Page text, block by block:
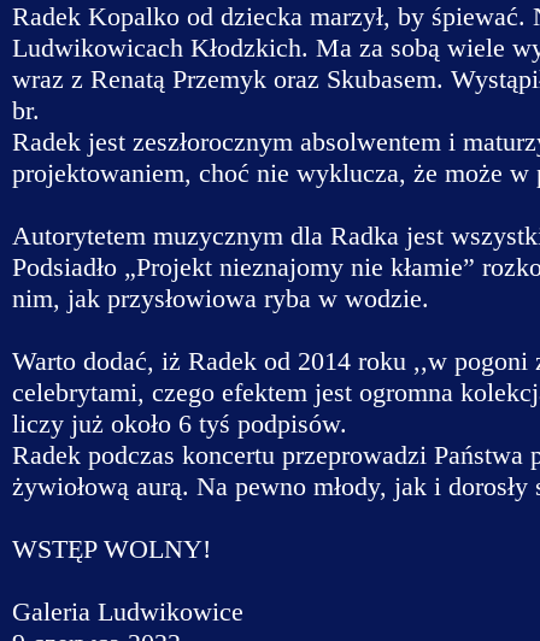
Radek Kopalko od dziecka marzył, by
Ludwikowicach Kłodzkich. Ma za sobą wiele
wraz z Renatą Przemyk oraz Skubasem.
br.
Radek jest zeszłorocznym absolwentem i
projektowaniem, choć nie wyklucza, że może w
Autorytetem muzycznym dla Radka jest
Podsiadło „Projekt nieznajomy nie kłamie”
nim, jak przysłowiowa ryba w wodzie.
Warto dodać, iż Radek od 2014 roku ,,w
celebrytami, czego efektem jest ogromna
liczy już około 6 tyś podpisów.
Radek podczas koncertu przeprowadzi
żywiołową aurą. Na pewno młody, jak i
WSTĘP WOLNY!
Galeria Ludwikowice